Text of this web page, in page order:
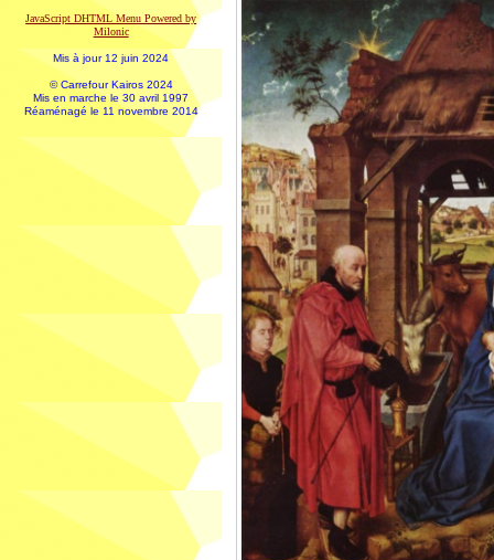
JavaScript DHTML Menu Powered by
Milonic
Mis à jour 12 juin 2024
© Carrefour Kairos 2024
Mis en marche le 30 avril 1997
Réaménagé le 11 novembre 2014